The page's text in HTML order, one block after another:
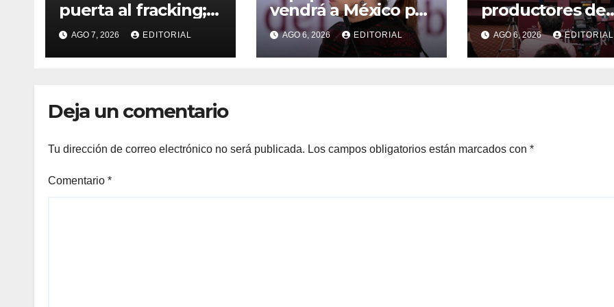
puerta al fracking;
prometen cuidado
del agua y
consultas
AGO 7, 2026 EDITORIAL
vendrá a México por
el momento:
Sheinbaum
AGO 6, 2026 EDITORIAL
productores de
aguacate y
dejó 18 mil mdp
red del caso
AGO 6, 2026 EDITORIAL
Deja un comentario
Tu dirección de correo electrónico no será publicada. Los campos obligatorios están marcados con *
Comentario *